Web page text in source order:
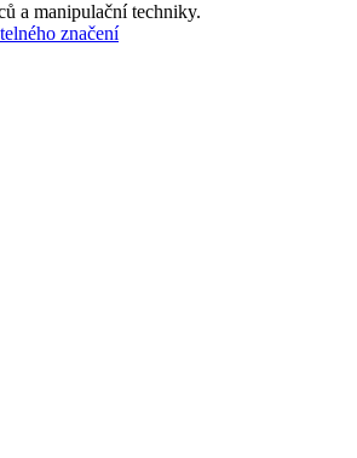
a manipulační techniky.
značení